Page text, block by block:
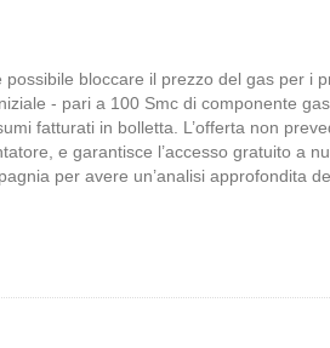
possibile bloccare il prezzo del gas per i
- pari a 100 Smc di componente
fatturati in bolletta. L’offerta non
e garantisce l’accesso gratuito a
per avere un’analisi approfondita